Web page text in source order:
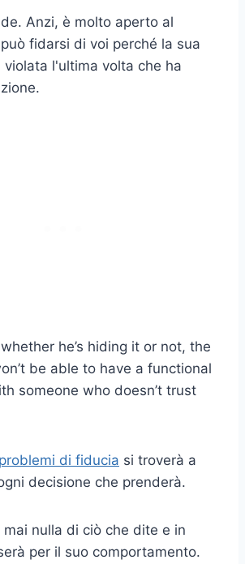
Anzi, è molto aperto al
fidarsi di voi perché la sua
l'ultima volta che ha
he’s hiding it or not, the
be able to have a functional
someone who doesn’t trust
di fiducia si troverà a
decisione che prenderà.
nulla di ciò che dite e in
per il suo comportamento.